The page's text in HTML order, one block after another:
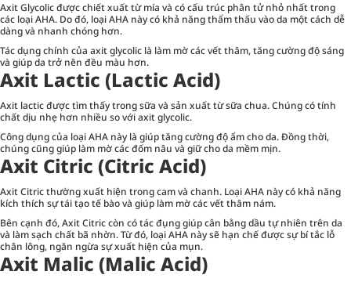
Axit Glycolic được chiết xuất từ mía và có cấu trúc phân tử nhỏ nhất trong
các loại AHA. Do đó, loại AHA này có khả năng thẩm thấu vào da một cách dễ
dàng và nhanh chóng hơn.
Tác dụng chính của axit glycolic là làm mờ các vết thâm, tăng cường độ sáng
và giúp da trở nên đều màu hơn.
Axit Lactic (Lactic Acid)
Axit lactic được tìm thấy trong sữa và sản xuất từ sữa chua. Chúng có tính
chất dịu nhẹ hơn nhiều so với axit glycolic.
Công dụng của loại AHA này là giúp tăng cường độ ẩm cho da. Đồng thời,
chúng cũng giúp làm mờ các đốm nâu và giữ cho da mềm mịn.
Axit Citric (Citric Acid)
Axit Citric thường xuất hiện trong cam và chanh. Loại AHA này có khả năng
kích thích sự tái tạo tế bào và giúp làm mờ các vết thâm nám.
Bên cạnh đó, Axit Citric còn có tác đụng giúp cân bằng dầu tự nhiên trên da
và làm sạch chất bã nhờn. Từ đó, loại AHA này sẽ hạn chế được sự bí tắc lỗ
chân lông, ngăn ngừa sự xuất hiện của mụn.
Axit Malic (Malic Acid)